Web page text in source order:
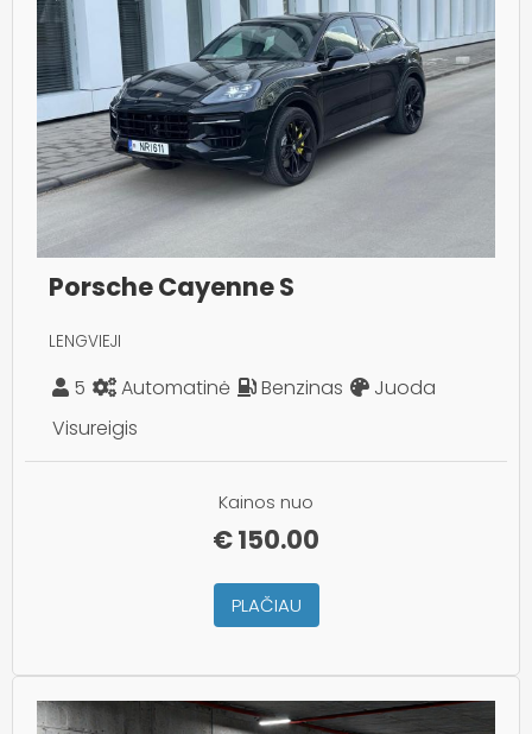
Porsche Cayenne S
LENGVIEJI
5 Automatinė Benzinas
Juoda
Visureigis
Kainos nuo
€150.00
PLAČIAU